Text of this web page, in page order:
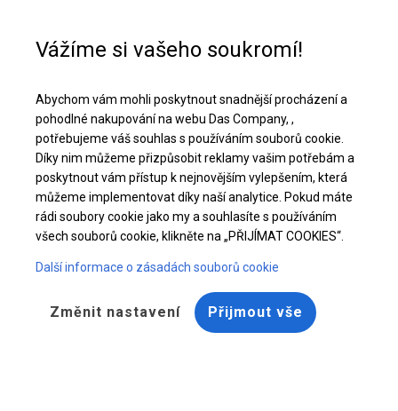
Stáhněte si nabídku PDF
Vážíme si vašeho soukromí!
Abychom vám mohli poskytnout snadnější procházení a
pohodlné nakupování na webu Das Company, ,
potřebujeme váš souhlas s používáním souborů cookie.
Díky nim můžeme přizpůsobit reklamy vašim potřebám a
poskytnout vám přístup k nejnovějším vylepšením, která
můžeme implementovat díky naší analytice. Pokud máte
rádi soubory cookie jako my a souhlasíte s používáním
všech souborů cookie, klikněte na „PŘIJÍMAT COOKIES“.
Další informace o zásadách souborů cookie
Změnit nastavení Přijmout vše